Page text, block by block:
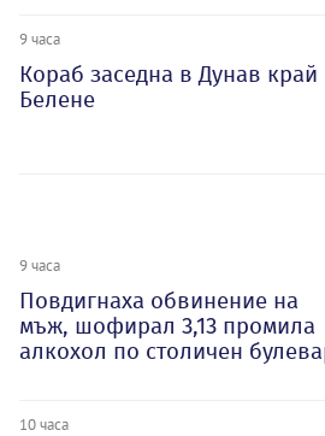
9 часа
Кораб заседна в Дунав край
Белене
9 часа
Повдигнаха обвинение на
мъж, шофирал 3,13 промила
алкохол по столичен
10 часа